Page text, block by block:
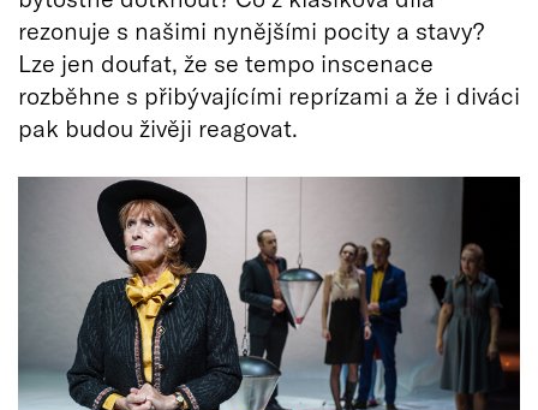
rezonuje s našimi nynějšími pocity a stavy?
Lze jen doufat, že se tempo inscenace
rozběhne s přibývajícími reprízami a že i diváci
pak budou živěji reagovat.